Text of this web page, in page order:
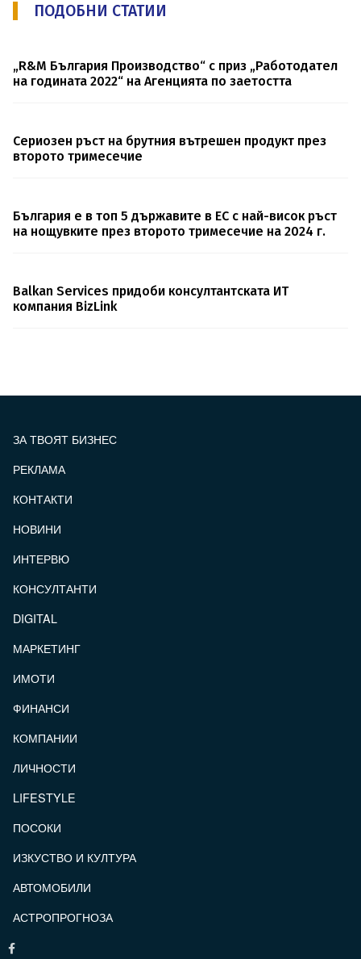
ПОДОБНИ СТАТИИ
„R&M България Производство“ с приз „Работодател
на годината 2022“ на Агенцията по заетостта
Сериозен ръст на брутния вътрешен продукт през
второто тримесечие
България е в топ 5 държавите в ЕС с най-висок ръст
на нощувките през второто тримесечие на 2024 г.
Balkan Services придоби консултантската ИТ
компания BizLink
ЗА ТВОЯТ БИЗНЕС
РЕКЛАМА
КОНТАКТИ
НОВИНИ
ИНТЕРВЮ
КОНСУЛТАНТИ
DIGITAL
МАРКЕТИНГ
ИМОТИ
ФИНАНСИ
КОМПАНИИ
ЛИЧНОСТИ
LIFESTYLE
ПОСОКИ
ИЗКУСТВО И КУЛТУРА
АВТОМОБИЛИ
АСТРОПРОГНОЗА